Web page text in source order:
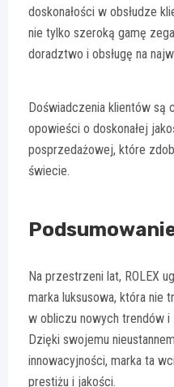
doskonałości w obsłudze
nie tylko szeroką gamę
doradztwo i obsługę na
Doświadczenia klientów są
opowieści o doskonałej
posprzedażowej, które
świecie.
Na przestrzeni lat, ROLEX
marka luksusowa, która nie
w obliczu nowych trendów
Dzięki swojemu
innowacyjności, marka ta
prestiżu i jakości.